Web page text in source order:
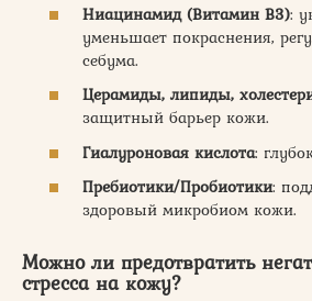
Ниацинамид (Витамин В3):
уменьшает покраснения,
себума.
Церамиды, липиды,
защитный барьер кожи.
Гиалуроновая кислота:
Пребиотики/Пробиотики:
здоровый микробиом кожи.
Можно ли предотвратить
стресса на кожу?